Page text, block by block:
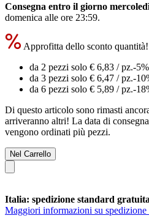
Consegna entro il giorno
domenica alle ore 23:59.
Approfitta dello sconto quantità!
da 2 pezzi solo € 6,83 / pz.-5%
da 3 pezzi solo € 6,47 / pz.-
da 6 pezzi solo € 5,89 / pz.-
Di questo articolo sono rimasti
arriveranno altri! La data di
vengono ordinati più pezzi.
Nel Carrello
Italia: spedizione standard gratuita
Maggiori informazioni su spedizione